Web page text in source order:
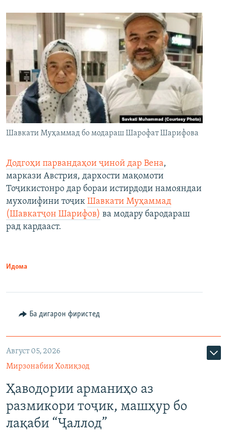
Шавкати Муҳаммад бо модараш Шарофат Шарифова
Додгоҳи парвандаҳои ҷиноӣ дар Вена,
маркази Австрия, дархости мақомоти
Тоҷикистонро дар бораи истирдоди намояндаи
мухолифини тоҷик Шавкати Муҳаммад
(Шавкатҷон Шарифов) ва модару бародараш
рад кардааст.
Идома
Ба дигарон фиристед
Август 05, 2026
Мирзонабии Холиқзод
Ҳаводории арманиҳо аз
размикори тоҷик, машҳур бо
лақаби “Ҷаллод”